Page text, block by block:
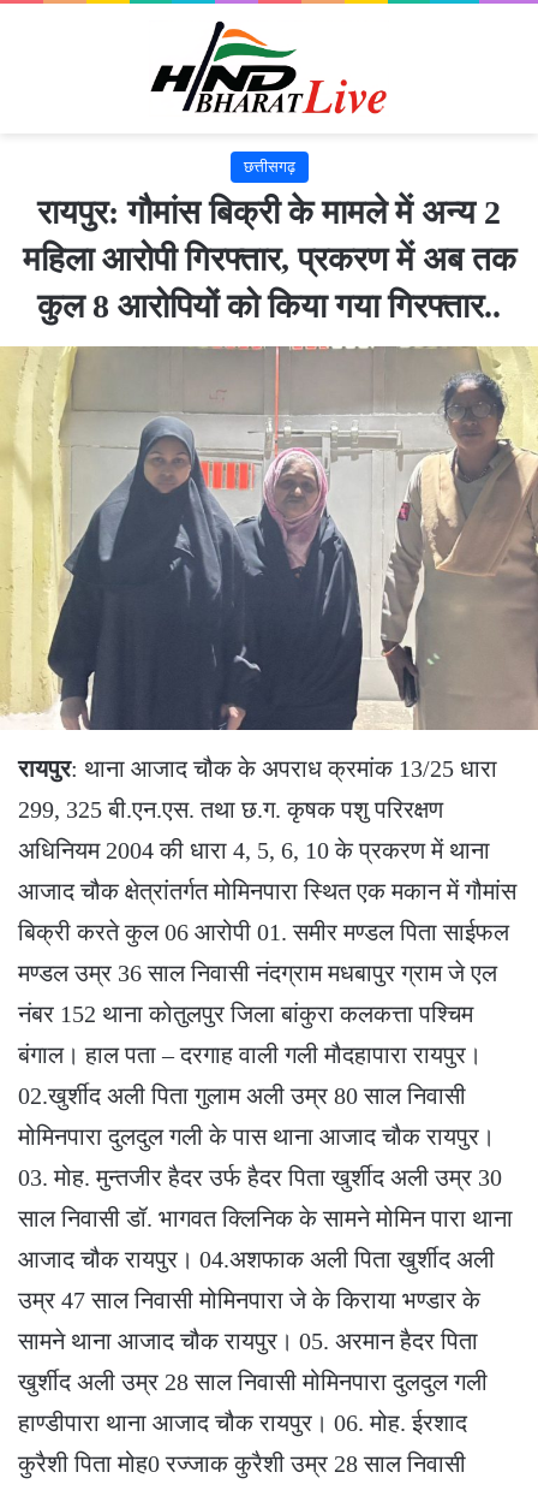
छत्तीसगढ़
रायपुर: गौमांस बिक्री के मामले में अन्य 2
महिला आरोपी गिरफ्तार, प्रकरण में अब तक
कुल 8 आरोपियों को किया गया गिरफ्तार..
रायपुर: थाना आजाद चौक के अपराध क्रमांक 13/25 धारा
299, 325 बी.एन.एस. तथा छ.ग. कृषक पशु परिरक्षण
अधिनियम 2004 की धारा 4, 5, 6, 10 के प्रकरण में थाना
आजाद चौक क्षेत्रांतर्गत मोमिनपारा स्थित एक मकान में गौमांस
बिक्री करते कुल 06 आरोपी 01. समीर मण्डल पिता साईफल
मण्डल उम्र 36 साल निवासी नंदग्राम मधबापुर ग्राम जे एल
नंबर 152 थाना कोतुलपुर जिला बांकुरा कलकत्ता पश्चिम
बंगाल। हाल पता – दरगाह वाली गली मौदहापारा रायपुर।
02.खुर्शीद अली पिता गुलाम अली उम्र 80 साल निवासी
मोमिनपारा दुलदुल गली के पास थाना आजाद चौक रायपुर।
03. मोह. मुन्तजीर हैदर उर्फ हैदर पिता खुर्शीद अली उम्र 30
साल निवासी डॉ. भागवत क्लिनिक के सामने मोमिन पारा थाना
आजाद चौक रायपुर। 04.अशफाक अली पिता खुर्शीद अली
उम्र 47 साल निवासी मोमिनपारा जे के किराया भण्डार के
सामने थाना आजाद चौक रायपुर। 05. अरमान हैदर पिता
खुर्शीद अली उम्र 28 साल निवासी मोमिनपारा दुलदुल गली
हाण्डीपारा थाना आजाद चौक रायपुर। 06. मोह. ईरशाद
कुरैशी पिता मोह0 रज्जाक कुरैशी उम्र 28 साल निवासी